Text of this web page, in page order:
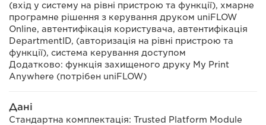
(вхід у систему на рівні пристрою та функції), хмарне
програмне рішення з керування друком uniFLOW
Online, автентифікація користувача, автентифікація
DepartmentID, (авторизація на рівні пристрою та
функції), система керування доступом
Додатково: функція захищеного друку My Print
Anywhere (потрібен uniFLOW)
Дані
Стандартна комплектація: Trusted Platform Module